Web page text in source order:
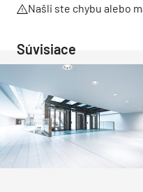
Našli ste chybu alebo
Súvisiace